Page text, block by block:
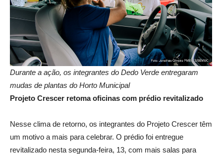
Durante a ação, os integrantes do Dedo Verde entregaram
mudas de plantas do Horto Municipal
Projeto Crescer retoma oficinas com prédio revitalizado
Nesse clima de retorno, os integrantes do Projeto Crescer têm
um motivo a mais para celebrar. O prédio foi entregue
revitalizado nesta segunda-feira, 13, com mais salas para